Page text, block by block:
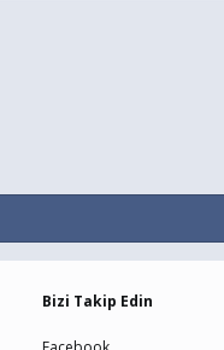
Bizi Takip Edin